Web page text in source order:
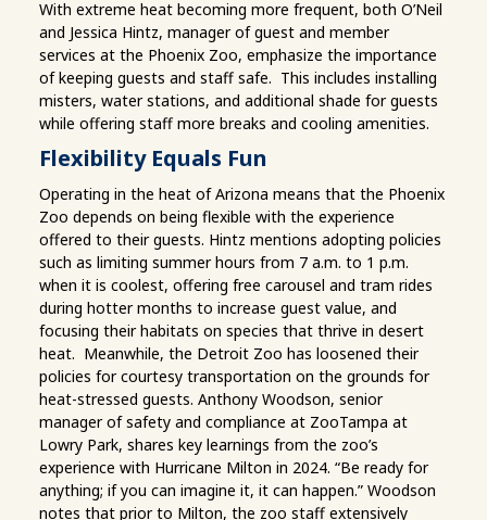
With extreme heat becoming more frequent, both O’Neil
and Jessica Hintz, manager of guest and member
services at the Phoenix Zoo, emphasize the importance
of keeping guests and staff safe. This includes installing
misters, water stations, and additional shade for guests
while offering staff more breaks and cooling amenities.
Flexibility Equals Fun
Operating in the heat of Arizona means that the Phoenix
Zoo depends on being flexible with the experience
offered to their guests. Hintz mentions adopting policies
such as limiting summer hours from 7 a.m. to 1 p.m.
when it is coolest, offering free carousel and tram rides
during hotter months to increase guest value, and
focusing their habitats on species that thrive in desert
heat. Meanwhile, the Detroit Zoo has loosened their
policies for courtesy transportation on the grounds for
heat-stressed guests. Anthony Woodson, senior
manager of safety and compliance at ZooTampa at
Lowry Park, shares key learnings from the zoo’s
experience with Hurricane Milton in 2024. “Be ready for
anything; if you can imagine it, it can happen.” Woodson
notes that prior to Milton, the zoo staff extensively